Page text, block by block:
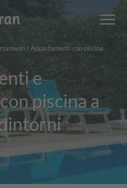
/Appartamenti con piscina
e
piscina a